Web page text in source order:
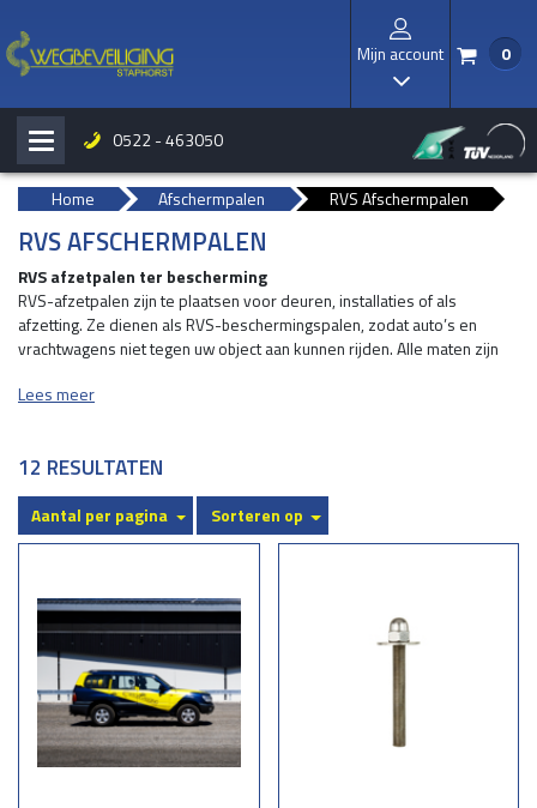
Mijn account
I
/ 0
H b 0522 - 463050
Home Afschermpalen RVS Afschermpalen
RVS AFSCHERMPALEN
RVS afzetpalen ter bescherming
RVS-afzetpalen zijn te plaatsen voor deuren, installaties of als
afzetting. Ze dienen als RVS-beschermingspalen, zodat auto’s en
vrachtwagens niet tegen uw object aan kunnen rijden. Alle maten zijn
met een hoogte van 750 mm. De RVS-afschermpalen kunnen worden
afschermpalen zijn beschikbaar in kwaliteit 304 en 316. RVS 304 is
binnenkwaliteit, RVS 316 is buitenkwaliteit voor o.a. industrieel gebied.
RVS beschermingspalen op voetplaat
dopmoer bevestigd wordt(boordiepte 100 mm.)
Lees meer
12 RESULTATEN
Aantal per pagina Sorteren op